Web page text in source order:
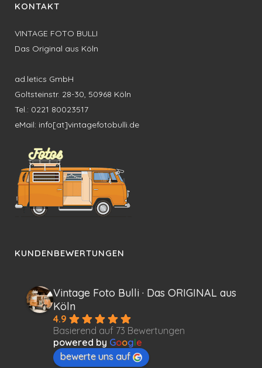
KONTAKT
VINTAGE FOTO BULLI
Das Original aus Köln
ad.letics GmbH
Goltsteinstr. 28-30, 50968 Köln
Tel.: 0221 80023517
eMail: info[at]vintagefotobulli.de
KUNDENBEWERTUNGEN
Vintage Foto Bulli · Das ORIGINAL aus
Köln
4.9
Basierend auf 73 Bewertungen
powered by Google
bewerte uns auf